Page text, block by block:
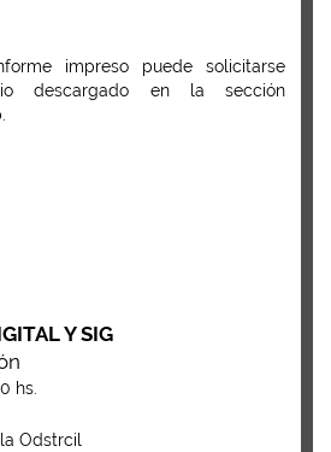
impreso puede solicitarse
descargado en la sección
Y SIG
hs.
Odstrcil